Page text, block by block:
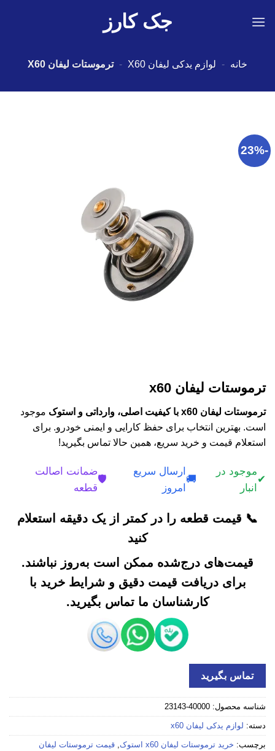
جک کارز
خانه - لوازم یدکی لیفان X60 - ترموستات لیفان X60
-23%
ترموستات لیفان x60
ترموستات لیفان x60 با کیفیت اصلی، وارداتی و استوک
موجود
است. بهترین انتخاب برای حفظ کارایی و ایمنی خودرو. برای
استعلام قیمت و خرید سریع، همین حالا تماس بگیرید!
✔
موجود در
انبار
🚚
ارسال سریع
امروز
🛡️
ضمانت اصالت
قطعه
📞 قیمت قطعه را در کمتر از یک دقیقه استعلام
کنید
قیمت‌های درج‌شده ممکن است به‌روز نباشند.
برای دریافت قیمت دقیق و شرایط خرید با
کارشناسان ما تماس بگیرید.
تماس بگیرید
شناسه محصول: 40000-23143
دسته: لوازم یدکی لیفان x60
برچسب: خرید ترموستات لیفان x60 استوک , قیمت ترموستات لیفان